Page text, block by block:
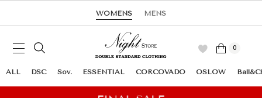
WOMENS MENS
0
ALL DSC Sov. ESSENTIAL CORCOVADO OSLOW